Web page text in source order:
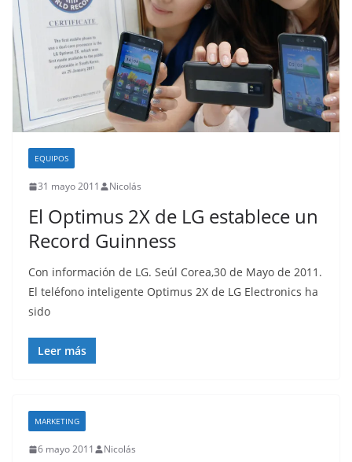
EQUIPOS
31 mayo 2011 Nicolás
El Optimus 2X de LG establece un
Record Guinness
Con información de LG. Seúl Corea,30 de Mayo de 2011.
El teléfono inteligente Optimus 2X de LG Electronics ha
sido
Leer más
MARKETING
6 mayo 2011 Nicolás